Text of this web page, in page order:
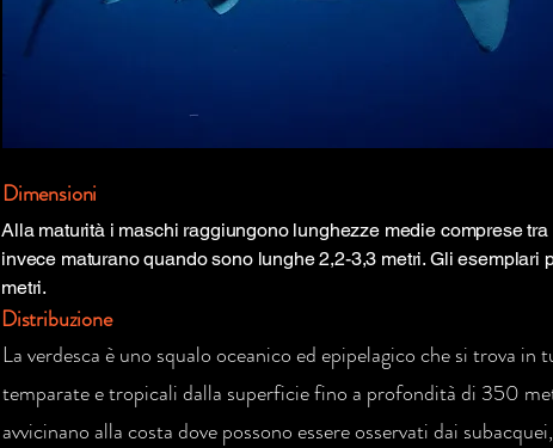
Dimensioni
Alla maturità i maschi raggiungono lunghezze medie comprese
invece maturano quando sono lunghe 2,2-3,3 metri. Gli esemplari
metri.
Distribuzione
La verdesca è uno squalo oceanico ed epipelagico che si trova
temparate e tropicali dalla superficie fino a profondità di 350
avvicinano alla costa dove possono essere osservati dai